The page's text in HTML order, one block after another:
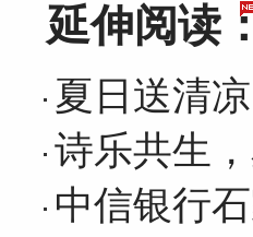
延伸阅读
夏日送清
诗乐共生
中信银行